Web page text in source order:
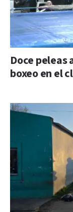
Doce
boxeo en el